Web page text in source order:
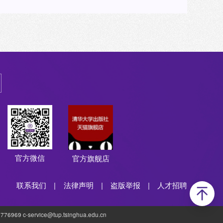
官方微信 官方旗舰店
联系我们 | 法律声明 | 盗版举报 | 人才招聘
c-service@tup.tsinghua.edu.cn